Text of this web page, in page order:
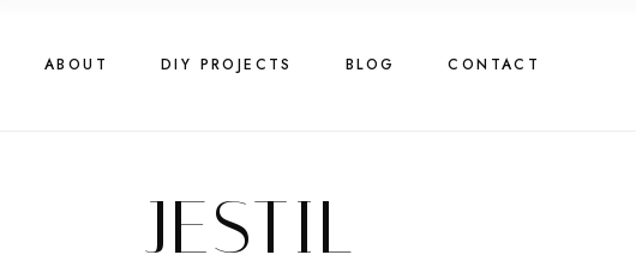
contentABOUT DIY PROJECTS BLOG CONTACT
JESTIL